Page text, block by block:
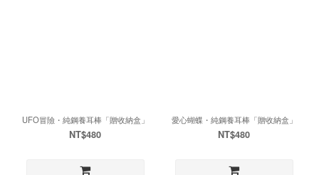
UFO冒險・純鋼養耳棒「贈收納盒」
NT$480
愛心蝴蝶・純鋼養耳棒「贈收納盒」
NT$480